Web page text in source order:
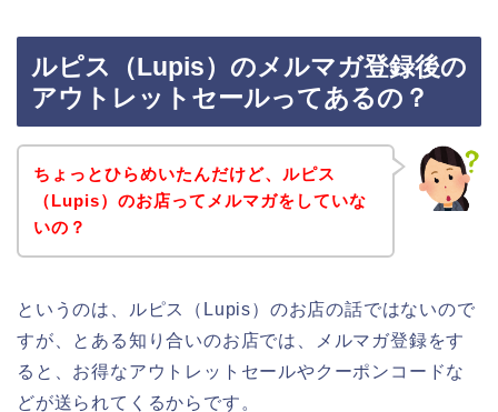
ルピス（Lupis）のメルマガ登録後の
アウトレットセールってあるの？
ちょっとひらめいたんだけど、ルピス
（Lupis）のお店ってメルマガをしていな
いの？
というのは、ルピス（Lupis）のお店の話ではないので
すが、とある知り合いのお店では、メルマガ登録をす
ると、お得なアウトレットセールやクーポンコードな
どが送られてくるからです。